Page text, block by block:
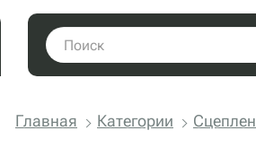
Главная Категории